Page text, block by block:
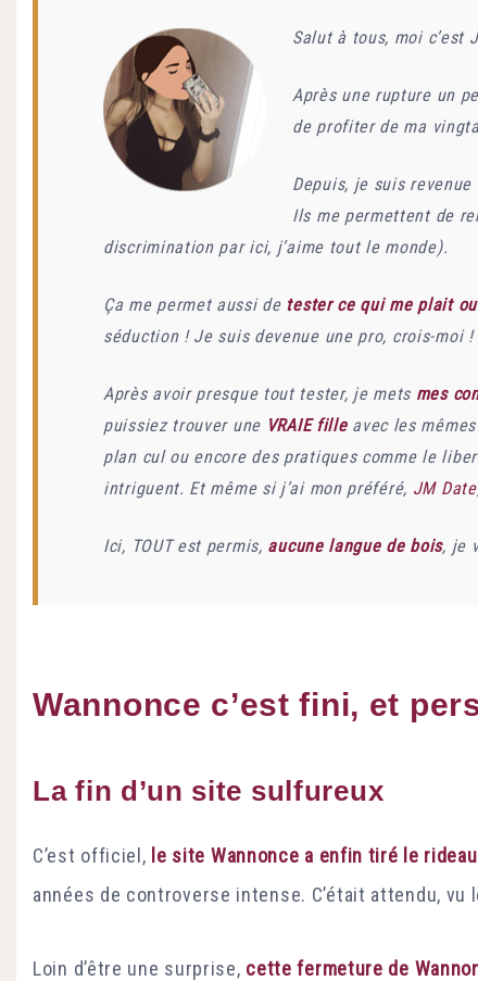
Salut à tous, moi c’est
Après une rupture un
de profiter de ma
Depuis, je suis revenue
Ils me permettent de
discrimination par ici, j’aime tout le monde).
Ça me permet aussi de tester ce qui me plait
séduction ! Je suis devenue une pro, crois-moi !
Après avoir presque tout tester, je mets mes
puissiez trouver une VRAIE filleavec les
plan cul ou encore des pratiques comme le
intriguent. Et même si j’ai mon préféré, JM Date
Ici, TOUT est permis, aucune langue de bois, je
Wannonce c’est fini, et
La fin d’un site sulfureux
C’est officiel, le site Wannonce a enfin tiré le rideau
années de controverse intense. C’était attendu,
Loin d’être une surprise, cette fermeture de